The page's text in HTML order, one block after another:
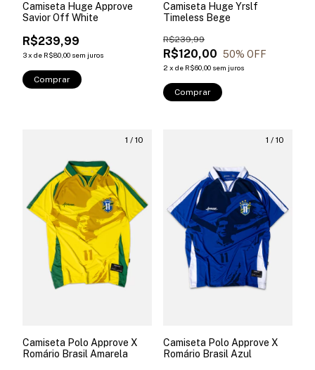
Camiseta Huge Approve
Savior Off White
R$239,99
3x de R$80,00 sem juros
Comprar
Camiseta Huge Yrslf
Timeless Bege
R$120,00
R$239,99
50% OFF
2 x de R$60,00 sem juros
Comprar
1 / 10
Camiseta Polo Approve X
Romário Brasil Amarela
1 / 10
Camiseta Polo Approve X
Romário Brasil Azul